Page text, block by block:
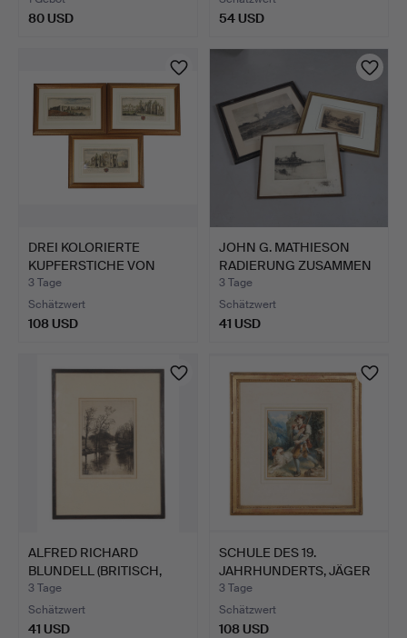
80 USD 54 USD
DREI KOLORIERTE
KUPFERSTICHE VON
SAMUEL UN…
3 Tage
Schätzwert
108 USD
JOHN G. MATHIESON
RADIERUNG ZUSAMMEN
MIT Z…
3 Tage
Schätzwert
41 USD
ALFRED RICHARD
BLUNDELL (BRITISCH,
1883-19…
3 Tage
Schätzwert
41 USD
SCHULE DES 19.
JAHRHUNDERTS, JÄGER
MIT EIN…
3 Tage
Schätzwert
108 USD